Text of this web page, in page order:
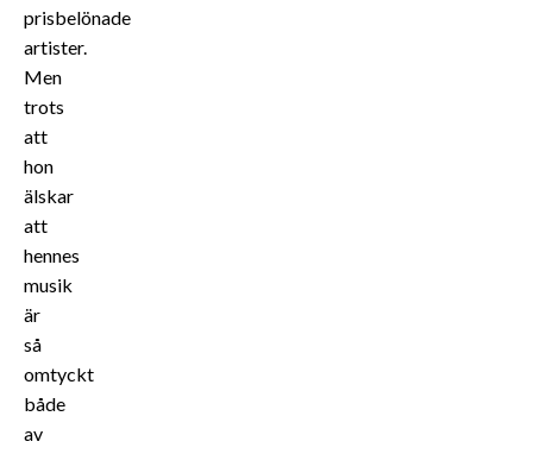
prisbelönade
artister.
Men
trots
att
hon
älskar
att
hennes
musik
är
så
omtyckt
både
av